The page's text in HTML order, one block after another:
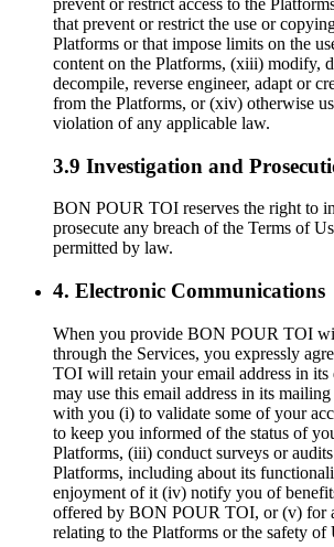
that prevent or restrict the use or
Platforms or that impose limits on the
content on the Platforms, (xiii) modify,
decompile, reverse engineer, adapt or
from the Platforms, or (xiv) otherwise
violation of any applicable law.
3.9 Investigation and
BON POUR TOI reserves the right to
prosecute any breach of the Terms of
permitted by law.
4. Electronic Communications
When you provide BON POUR TOI
through the Services, you expressly
TOI will retain your email address in its
may use this email address in its
with you (i) to validate some of your
to keep you informed of the status of
Platforms, (iii) conduct surveys or
Platforms, including about its
enjoyment of it (iv) notify you of
offered by BON POUR TOI, or (v) for
relating to the Platforms or the safety of